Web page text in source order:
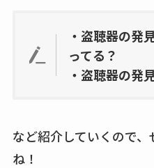
・盗聴器の発
ってる？
・盗聴器の発
など紹介していくので
ね！